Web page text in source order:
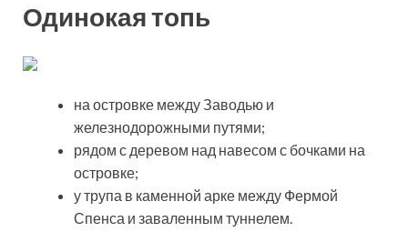
Одинокая топь
на островке между Заводью и
железнодорожными путями;
рядом с деревом над навесом с бочками на
островке;
у трупа в каменной арке между Фермой
Спенса и заваленным туннелем.